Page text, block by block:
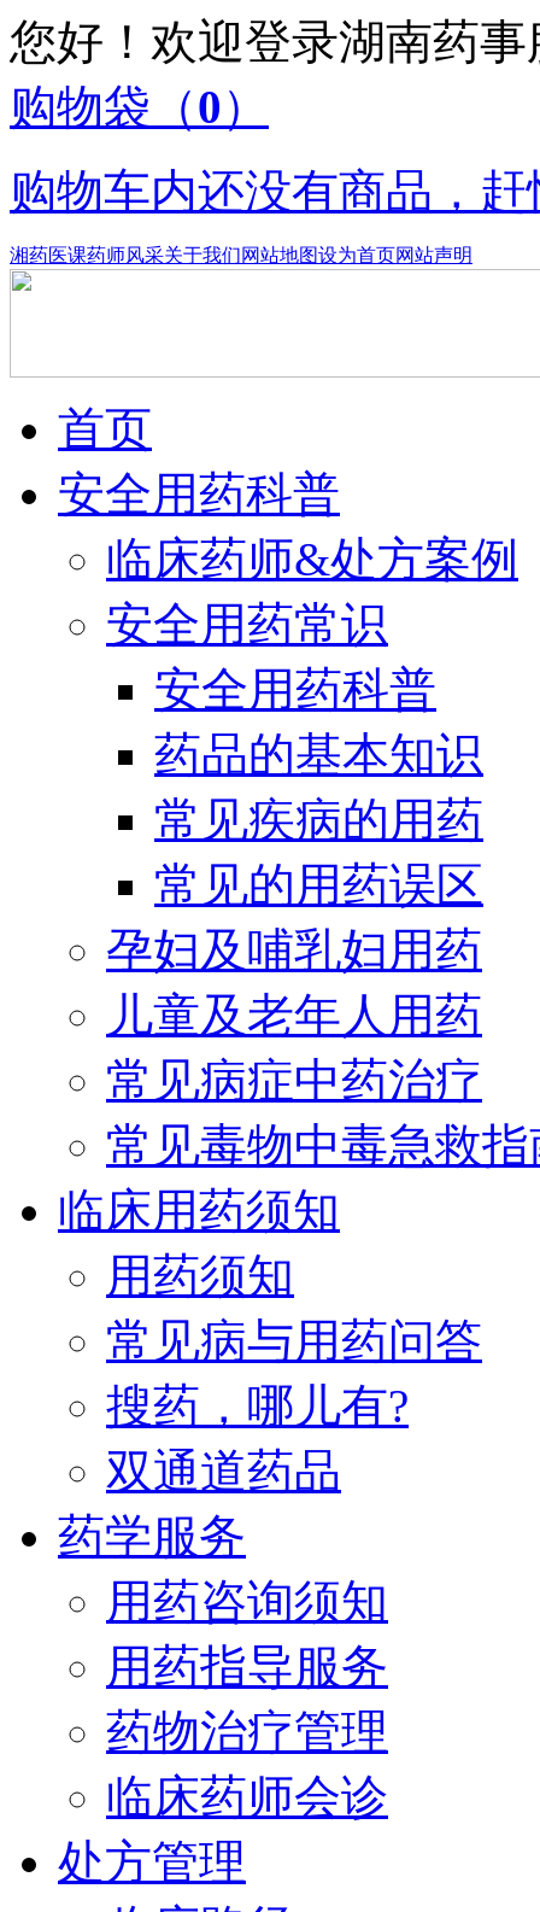
您好！欢迎登录湖南药
购物袋 （0）
购物车内还没有商品，
湘药医课药师风采关于我们网站地图设为首页网站声明
首页
安全用药科普
临床药师&处方案例
安全用药常识
安全用药科普
药品的基本知识
常见疾病的用药
常见的用药误区
孕妇及哺乳妇用药
儿童及老年人用药
常见病症中药治疗
常见毒物中毒急救指
临床用药须知
用药须知
常见病与用药问答
搜药，哪儿有?
双通道药品
药学服务
用药咨询须知
用药指导服务
药物治疗管理
临床药师会诊
处方管理